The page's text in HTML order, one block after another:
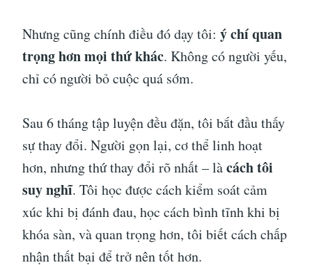
Nhưng cũng chính điều đó dạy tôi: ý chí quan
trọng hơn mọi thứ khác. Không có người yếu,
chỉ có người bỏ cuộc quá sớm.
Sau 6 tháng tập luyện đều đặn, tôi bắt đầu thấy
sự thay đổi. Người gọn lại, cơ thể linh hoạt
hơn, nhưng thứ thay đổi rõ nhất – làcách tôi
suy nghĩ. Tôi học được cách kiểm soát cảm
xúc khi bị đánh đau, học cách bình tĩnh khi bị
khóa sàn, và quan trọng hơn, tôi biết cách chấp
nhận thất bại để trở nên tốt hơn.